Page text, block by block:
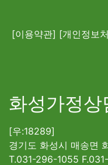
[이용약관] [개인정보
화성가정상
[우:18289]
경기도 화성시 매송면
T.031-296-1055